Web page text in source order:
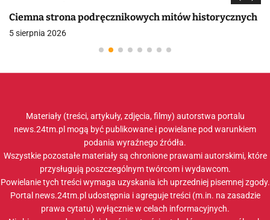
Ciemna strona podręcznikowych mitów historycznych
5 sierpnia 2026
Materiały (treści, artykuły, zdjęcia, filmy) autorstwa portalu
news.24tm.pl mogą być publikowane i powielane pod warunkiem
podania wyraźnego źródła.
Wszystkie pozostałe materiały są chronione prawami autorskimi, które
przysługują poszczególnym twórcom i wydawcom.
Powielanie tych treści wymaga uzyskania ich uprzedniej pisemnej zgody.
Portal news.24tm.pl udostępnia i agreguje treści (m.in. na zasadzie
prawa cytatu) wyłącznie w celach informacyjnych.